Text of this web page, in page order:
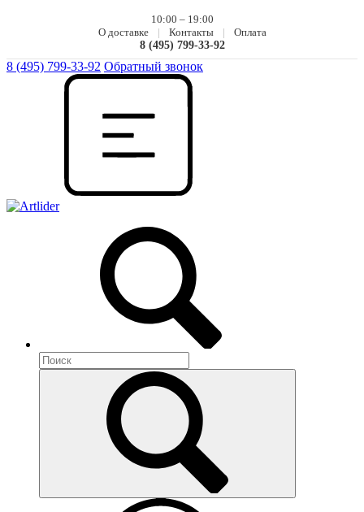
10:00 – 19:00
О доставке
| Контакты |
Оплата
8 (495) 799-33-92
8 (495) 799-33-92 Обратный звонок